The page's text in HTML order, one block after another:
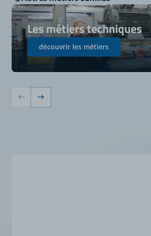
Les métiers techniques
découvrir les métiers